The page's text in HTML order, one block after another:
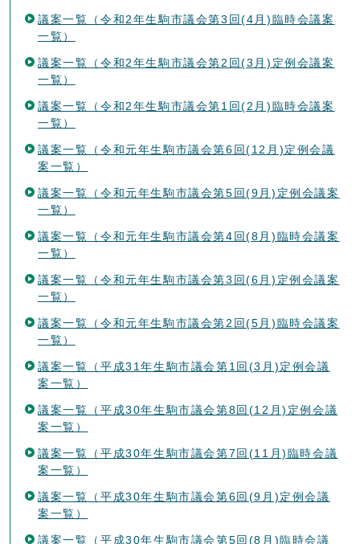
議案一覧（令和2年生駒市議会第3回(4月)臨時会議案
一覧）
議案一覧（令和2年生駒市議会第2回(3月)定例会議案
一覧）
議案一覧（令和2年生駒市議会第1回(2月)臨時会議案
一覧）
議案一覧（令和元年生駒市議会第6回(12月)定例会議
案一覧）
議案一覧（令和元年生駒市議会第5回(9月)定例会議案
一覧）
議案一覧（令和元年生駒市議会第4回(8月)臨時会議案
一覧）
議案一覧（令和元年生駒市議会第3回(6月)定例会議案
一覧）
議案一覧（令和元年生駒市議会第2回(5月)臨時会議案
一覧）
議案一覧（平成31年生駒市議会第1回(3月)定例会議
案一覧）
議案一覧（平成30年生駒市議会第8回(12月)定例会議
案一覧）
議案一覧（平成30年生駒市議会第7回(11月)臨時会議
案一覧）
議案一覧（平成30年生駒市議会第6回(9月)定例会議
案一覧）
議案一覧（平成30年生駒市議会第5回(8月)臨時会議